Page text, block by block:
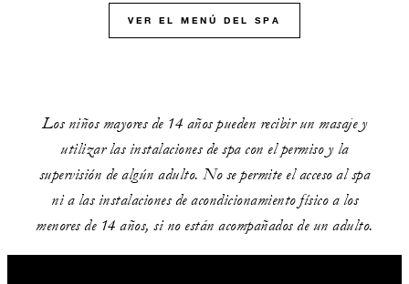
VER EL MENÚ DEL SPA
Los niños mayores de 14 años pueden recibir un masaje y
utilizar las instalaciones de spa con el permiso y la
supervisión de algún adulto. No se permite el acceso al spa
ni a las instalaciones de acondicionamiento físico a los
menores de 14 años, si no están acompañados de un adulto.